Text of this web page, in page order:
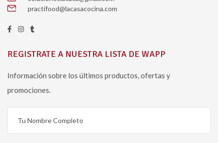
practifood@lacasacocina.com
REGISTRATE A NUESTRA LISTA DE WAPP
Información sobre los últimos productos, ofertas y
promociones.